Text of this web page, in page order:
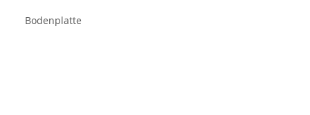
Bodenplatte